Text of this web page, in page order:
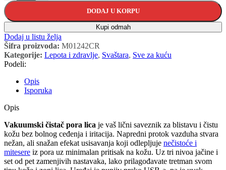
DODAJ U KORPU
Kupi odmah
Dodaj u listu želja
Šifra proizvoda: M01242CR
Kategorije: Lepota i zdravlje, Svaštara, Sve za kuću
Podeli:
Opis
Isporuka
Opis
Vakuumski čistač pora lica je vaš lični saveznik za blistavu i čistu
kožu bez bolnog ceđenja i iritacija. Napredni protok vazduha stvara
nežan, ali snažan efekat usisavanja koji odlepljuje nečistoće i
mitesere iz pora uz minimalan pritisak na kožu. Uz tri nivoa jačine i
set od pet zamenjivih nastavaka, lako prilagođavate tretman svom